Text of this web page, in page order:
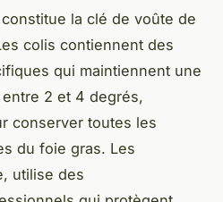
la clé de voûte de
colis contiennent des
qui maintiennent une
2 et 4 degrés,
conserver toutes les
du foie gras. Les
utilise des